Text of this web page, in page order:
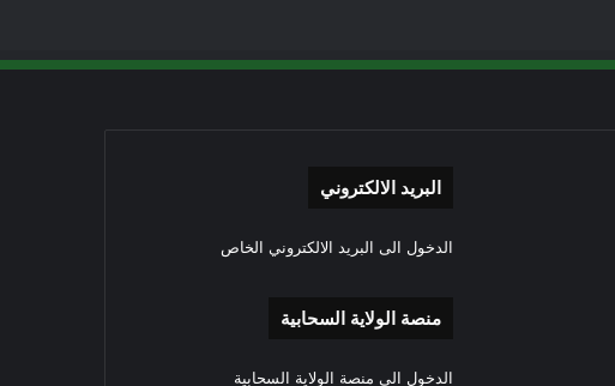
البريد الالكتروني
الدخول الى البريد الالكتروني الخاص
منصة الولاية السحابية
الدخول الى منصة الولاية السحابية